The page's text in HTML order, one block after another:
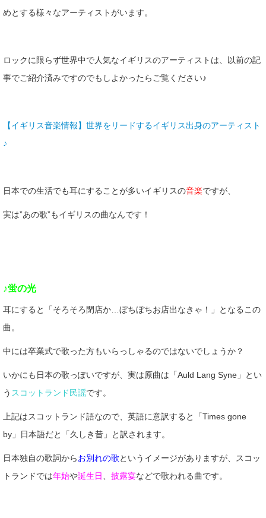
めとする様々なアーティストがいます。
ロックに限らず世界中で人気なイギリスのアーティストは、以前の記
事でご紹介済みですのでもしよかったらご覧ください♪
【イギリス音楽情報】世界をリードするイギリス出身のアーティスト
♪
日本での生活でも耳にすることが多いイギリスの音楽ですが、
実は”あの歌”もイギリスの曲なんです！
♪蛍の光
耳にすると「そろそろ閉店か…ぼちぼちお店出なきゃ！」となるこの
曲。
中には卒業式で歌った方もいらっしゃるのではないでしょうか？
いかにも日本の歌っぽいですが、実は原曲は「Auld Lang Syne」とい
う スコットランド民謡です。
上記はスコットランド語なので、英語に意訳すると「Times gone
by」日本語だと「久しき昔」と訳されます。
日本独自の歌詞からお別れの歌というイメージがありますが、スコッ
トランドでは年始や誕生日、 披露宴などで歌われる曲です。